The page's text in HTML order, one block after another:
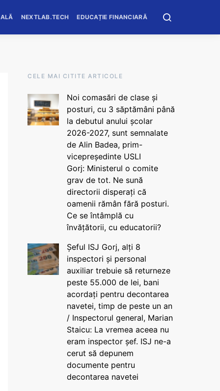
NEXTLAB.TECH EDUCAȚIE FINANCIARĂ
CELE MAI CITITE ARTICOLE
Noi comasări de clase și
posturi, cu 3 săptămâni până
la debutul anului școlar
2026-2027, sunt semnalate
de Alin Badea, prim-
vicepreședinte USLI
Gorj: Ministerul o comite
grav de tot. Ne sună
directorii disperați că
oamenii rămân fără posturi.
Ce se întâmplă cu
învățătorii, cu educatorii?
Șeful ISJ Gorj, alți 8
inspectori și personal
auxiliar trebuie să returneze
peste 55.000 de lei, bani
acordați pentru decontarea
navetei, timp de peste un an
/ Inspectorul general, Marian
Staicu: La vremea aceea nu
eram inspector șef. ISJ ne-a
cerut să depunem
documente pentru
decontarea navetei